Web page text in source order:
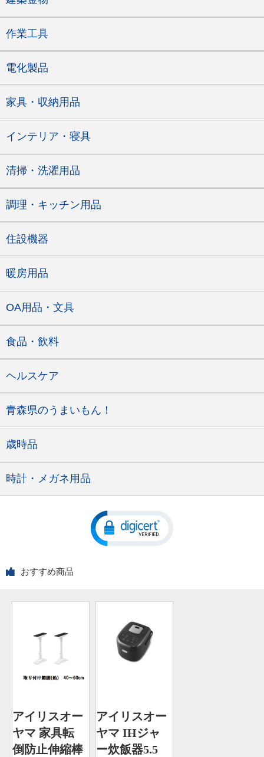
作業工具
電化製品
家具・収納用品
インテリア・寝具
清掃・洗濯用品
調理・キッチン用品
住設機器
暖房用品
OA用品・文具
食品・飲料
ヘルスケア
青森県のうまいもん！
歳時品
時計・メガネ用品
おすすめ商品
アイリスオー
ヤマ 家具転
倒防止伸縮棒
アイリスオー
ヤマ IHジャ
ー炊飯器5.5